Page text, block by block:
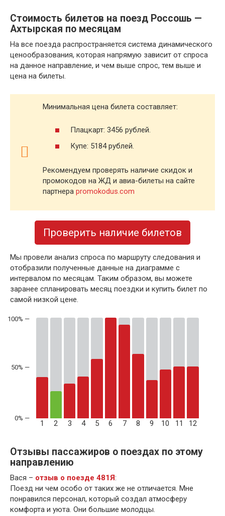
Стоимость билетов на поезд Россошь —
Ахтырская по месяцам
На все поезда распространяется система динамического
ценообразования, которая напрямую зависит от спроса
на данное направление, и чем выше спрос, тем выше и
цена на билеты.
Минимальная цена билета составляет:
Плацкарт: 3456 рублей.
Купе: 5184 рублей.
Рекомендуем проверять наличие скидок и
промокодов на ЖД и авиа-билеты на сайте
партнера promokodus.com
Проверить наличие билетов
Мы провели анализ спроса по маршруту следования и
отобразили полученные данные на диаграмме с
интервалом по месяцам. Таким образом, вы можете
заранее спланировать месяц поездки и купить билет по
самой низкой цене.
50% —
1 2 3 4 5 6 7 8 9 10 11 12
Отзывы пассажиров о поездах по этому
направлению
Вася – отзыв о поезде 481Я:
Поезд ни чем особо от таких же не отличается. Мне
понравился персонал, который создал атмосферу
комфорта и уюта. Они большие молодцы.